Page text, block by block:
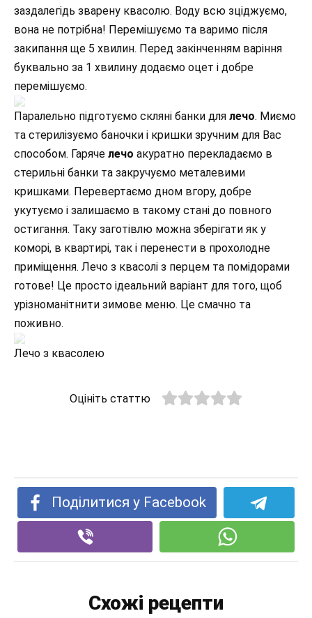
заздалегідь зварену квасолю. Воду всю зціджуємо,
вона не потрібна! Перемішуємо та варимо після
закипання ще 5 хвилин. Перед закінченням варіння
буквально за 1 хвилину додаємо оцет і добре
перемішуємо.
Паралельно підготуємо скляні банки для лечо. Миємо
та стерилізуємо баночки і кришки зручним для Вас
способом. Гаряче лечо акуратно перекладаємо в
стерильні банки та закручуємо металевими
кришками. Перевертаємо дном вгору, добре
укутуємо і залишаємо в такому стані до повного
остигання. Таку заготівлю можна зберігати як у
коморі, в квартирі, так і перенести в прохолодне
приміщення. Лечо з квасолі з перцем та помідорами
готове! Це просто ідеальний варіант для того, щоб
урізноманітнити зимове меню. Це смачно та
поживно.
Лечо з квасолею
Оцініть статтю
Поділитися у Facebook
Схожі рецепти